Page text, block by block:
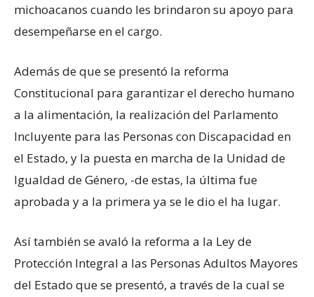
michoacanos cuando les brindaron su apoyo para
desempeñarse en el cargo.
Además de que se presentó la reforma
Constitucional para garantizar el derecho humano
a la alimentación, la realización del Parlamento
Incluyente para las Personas con Discapacidad en
el Estado, y la puesta en marcha de la Unidad de
Igualdad de Género, -de estas, la última fue
aprobada y a la primera ya se le dio el ha lugar.
Así también se avaló la reforma a la Ley de
Protección Integral a las Personas Adultos Mayores
del Estado que se presentó, a través de la cual se